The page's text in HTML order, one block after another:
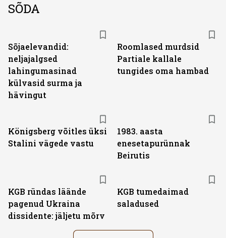
SÕDA
Sõjaelevandid:
neljajalgsed
lahingumasinad
külvasid surma ja
hävingut
Roomlased murdsid
Partiale kallale
tungides oma hambad
Königsberg võitles üksi
Stalini vägede vastu
1983. aasta
enesetapurünnak
Beirutis
KGB ründas läände
pagenud Ukraina
dissidente: jäljetu mõrv
KGB tumedaimad
saladused